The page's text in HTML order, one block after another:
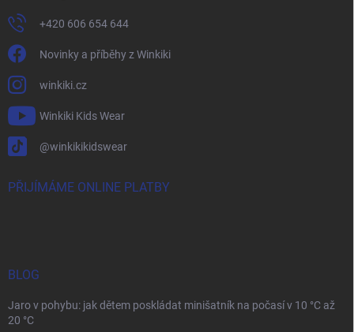
+420 606 654 644
Novinky a příběhy z Winkiki
winkiki.cz
Winkiki Kids Wear
@winkikikidswear
PŘIJÍMÁME ONLINE PLATBY
BLOG
Jaro v pohybu: jak dětem poskládat minišatník na počasí v 10 °C až
20 °C